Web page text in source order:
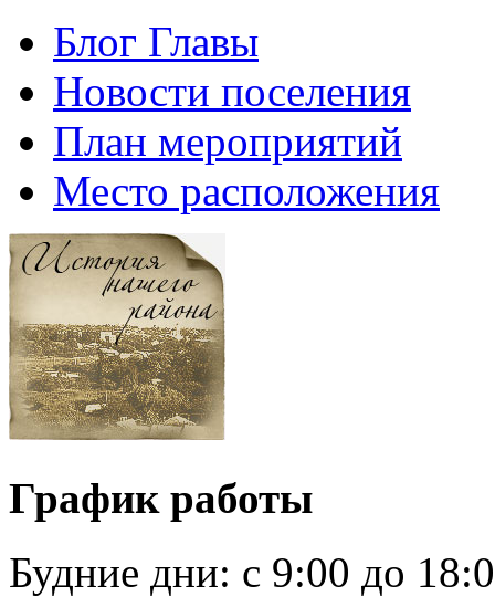
Блог Главы
Новости поселения
План мероприятий
Место расположения
График работы
Будние дни: c 9:00 до